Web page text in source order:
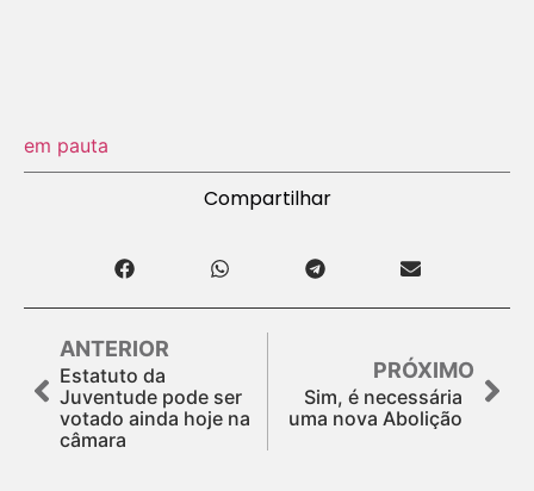
em pauta
Compartilhar
ANTERIOR
Estatuto da
Juventude pode ser
votado ainda hoje na
câmara
PRÓXIMO
Sim, é necessária
uma nova Abolição